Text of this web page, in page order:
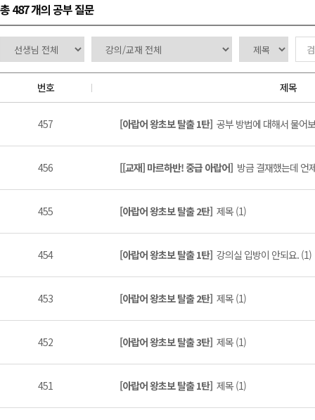
총 487 개의 공부 질문
번호 제목
457 [아랍어 왕초보 탈출 1탄] 공부 방법에 대해서 물어
456 [[교재] 마르하반! 중급 아랍어] 방금 결재했는데 언
455 [아랍어 왕초보 탈출 2탄] 제목 (1)
454 [아랍어 왕초보 탈출 1탄] 강의실 입방이 안되요. (1)
453 [아랍어 왕초보 탈출 2탄] 제목 (1)
452 [아랍어 왕초보 탈출 3탄] 제목 (1)
451 [아랍어 왕초보 탈출 1탄] 제목 (1)